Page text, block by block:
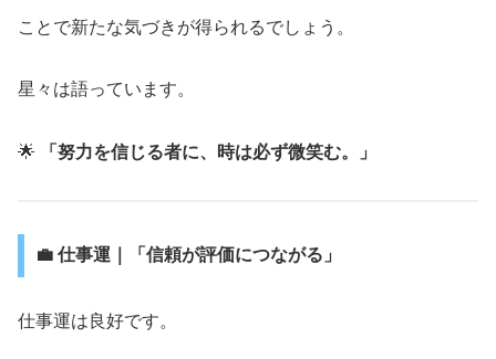
ことで新たな気づきが得られるでしょう。
星々は語っています。
🌟 「努力を信じる者に、時は必ず微笑む。」
💼 仕事運｜「信頼が評価につながる」
仕事運は良好です。